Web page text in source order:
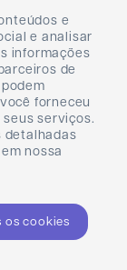
e
e analisar
informações
de
forneceu
serviços.
detalhadas
nossa
os cookies